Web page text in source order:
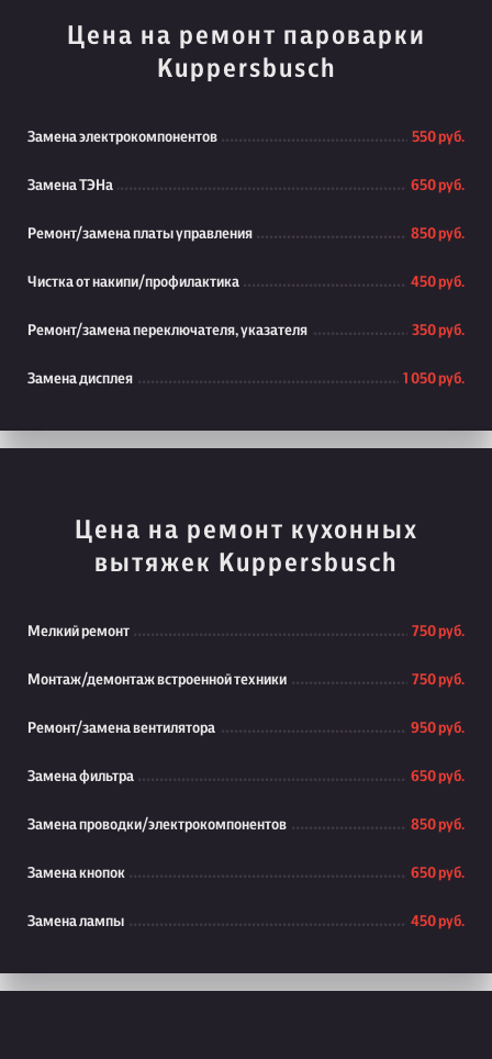
Цена на ремонт пароварки
Kuppersbusch
Замена электрокомпонентов 550 руб.
Замена ТЭНа 650 руб.
Ремонт/замена платы управления 850 руб.
Чистка от накипи/профилактика 450 руб.
Ремонт/замена переключателя, указателя 350 руб.
Замена дисплея 1 050 руб.
Цена на ремонт кухонных
вытяжек Kuppersbusch
Мелкий ремонт 750 руб.
Монтаж/демонтаж встроенной техники 750 руб.
Ремонт/замена вентилятора 950 руб.
Замена фильтра 650 руб.
Замена проводки/электрокомпонентов 850 руб.
Замена кнопок 650 руб.
Замена лампы 450 руб.